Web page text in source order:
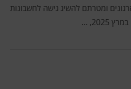
ומטרתם להשיג גישה לחשבונות
…